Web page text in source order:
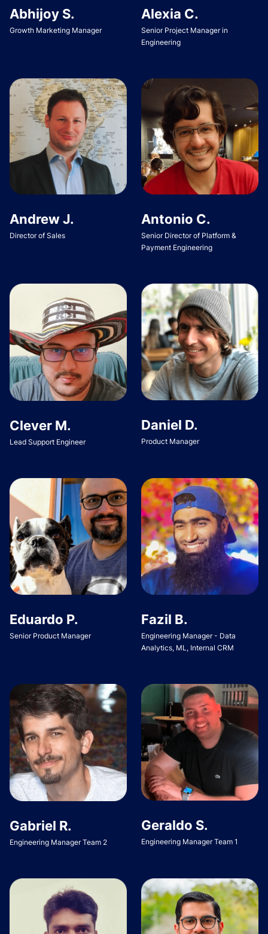
Abhijoy S.
Growth Marketing Manager
Alexia C.
Senior Project Manager in
Engineering
Andrew J.
Director of Sales
Antonio C.
Senior Director of Platform &
Payment Engineering
Clever M.
Lead Support Engineer
Daniel D.
Product Manager
Eduardo P.
Senior Product Manager
Fazil B.
Engineering Manager - Data
Analytics, ML, Internal CRM
Gabriel R.
Engineering Manager Team 2
Geraldo S.
Engineering Manager Team 1